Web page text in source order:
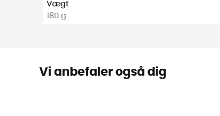
Vægt
180 g
Vi anbefaler også dig